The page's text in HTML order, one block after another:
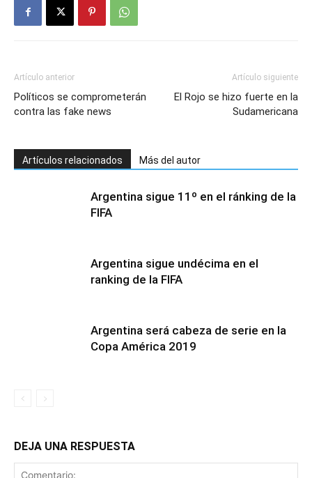
Artículo anterior
Políticos se comprometerán
contra las fake news
Artículo siguiente
El Rojo se hizo fuerte en la
Sudamericana
Artículos relacionados Más del autor
Argentina sigue 11º en el ránking de la
FIFA
Argentina sigue undécima en el
ranking de la FIFA
Argentina será cabeza de serie en la
Copa América 2019
DEJA UNA RESPUESTA